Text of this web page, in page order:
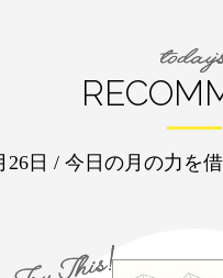
26日 / 今日の月の力を